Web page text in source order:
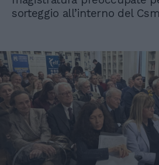
sorteggio all’interno del